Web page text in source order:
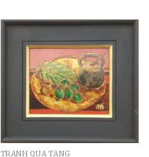
TRANH QUÀ TẶNG